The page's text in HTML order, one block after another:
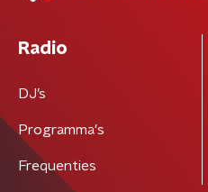
Radio
DJ’s
Programma's
Frequenties